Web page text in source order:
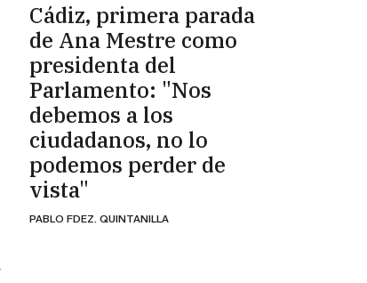
Cádiz, primera parada
de Ana Mestre como
presidenta del
Parlamento: "Nos
debemos a los
ciudadanos, no lo
podemos perder de
vista"
PABLO FDEZ. QUINTANILLA